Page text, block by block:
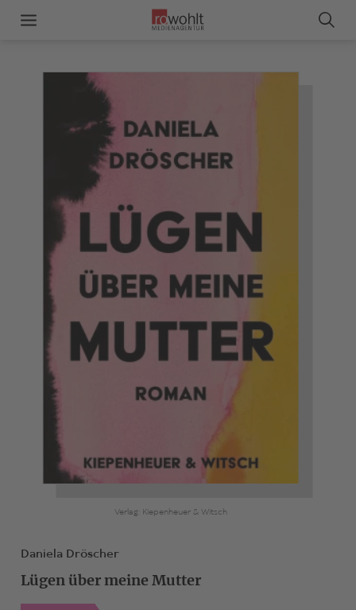
Verlag: Kiepenheuer & Witsch
Daniela Dröscher
Lügen über meine Mutter